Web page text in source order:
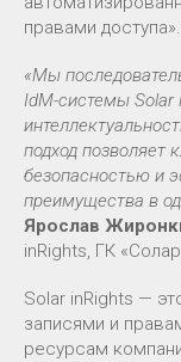
правами доступа».
«Мы
IdM-системы Solar
подход позволяет
безопасностью и
преимущества в
Ярослав
inRights, ГК
Solar inRights —
записями и
ресурсам